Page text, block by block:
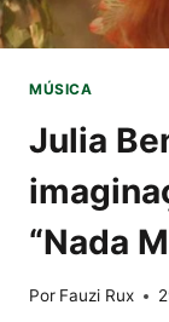
MÚSICA
Julia
“Nada
Por Fauzi Rux